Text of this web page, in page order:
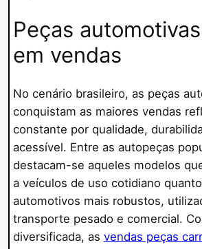
Peças
em vendas
No cenário brasileiro, as peças
conquistam as maiores vendas
constante por qualidade,
acessível. Entre as autopeças
destacam-se aqueles modelos
a veículos de uso cotidiano
automotivos mais robustos,
transporte pesado e comercial.
diversificada, as vendas peças